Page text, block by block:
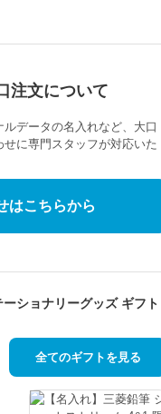
注文について
データの名入れなど、大口
に専門スタッフが対応いた
はこちらから
ショナリーグッズ ギフト
全てのギフトを見る